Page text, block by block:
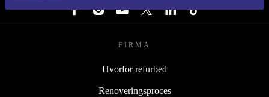
FIRMA
Hvorfor refurbed
Renoveringsproces